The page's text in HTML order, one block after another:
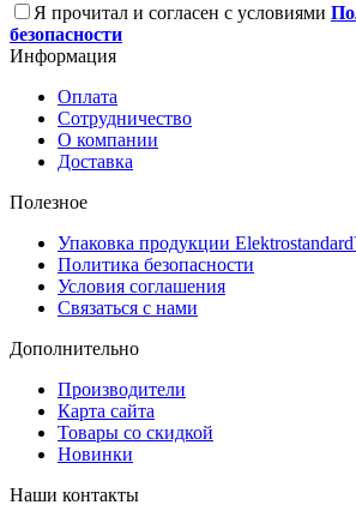
Я прочитал и согласен с условиями
безопасности
Информация
Оплата
Сотрудничество
О компании
Доставка
Полезное
Упаковка продукции
Политика безопасности
Условия соглашения
Связаться с нами
Дополнительно
Производители
Карта сайта
Товары со скидкой
Новинки
Наши контакты